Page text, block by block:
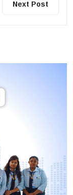
Next Post